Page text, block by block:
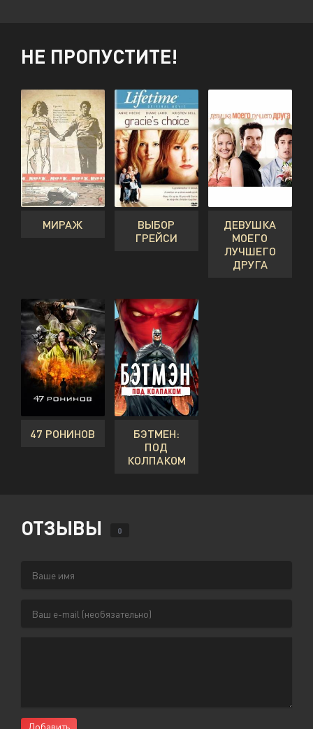
НЕ ПРОПУСТИТЕ!
МИРАЖ
ВЫБОР
ГРЕЙСИ
ДЕВУШКА
МОЕГО
ЛУЧШЕГО
ДРУГА
47 РОНИНОВ
БЭТМЕН:
ПОД
КОЛПАКОМ
ОТЗЫВЫ 0
Добавить